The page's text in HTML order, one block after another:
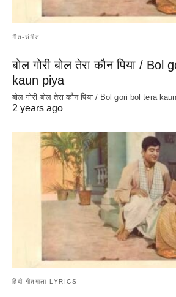
गीत-संगीत
बोल गोरी बोल तेरा कौन पिया / Bol
kaun piya
बोल गोरी बोल तेरा कौन पिया / Bol gori bol tera
2 years ago
हिंदी गीतमाला LYRICS